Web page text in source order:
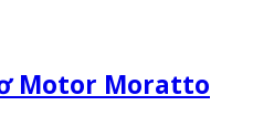
Motor Moratto